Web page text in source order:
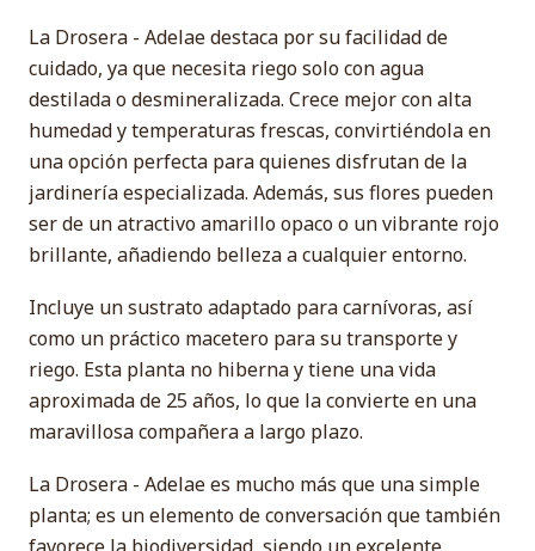
La Drosera - Adelae destaca por su facilidad de
cuidado, ya que necesita riego solo con agua
destilada o desmineralizada. Crece mejor con alta
humedad y temperaturas frescas, convirtiéndola en
una opción perfecta para quienes disfrutan de la
jardinería especializada. Además, sus flores pueden
ser de un atractivo amarillo opaco o un vibrante rojo
brillante, añadiendo belleza a cualquier entorno.
Incluye un sustrato adaptado para carnívoras, así
como un práctico macetero para su transporte y
riego. Esta planta no hiberna y tiene una vida
aproximada de 25 años, lo que la convierte en una
maravillosa compañera a largo plazo.
La Drosera - Adelae es mucho más que una simple
planta; es un elemento de conversación que también